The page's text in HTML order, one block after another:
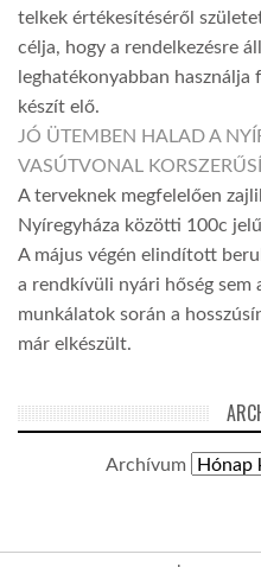
telkek értékesítéséről
célja, hogy a rendelkezésre
leghatékonyabban
készít elő.
JÓ ÜTEMBEN HALAD A
VASÚTVONAL
A terveknek megfelelően
Nyíregyháza közötti 100c
A május végén elindított
a rendkívüli nyári hőség sem
munkálatok során a
már elkészült.
Archívum